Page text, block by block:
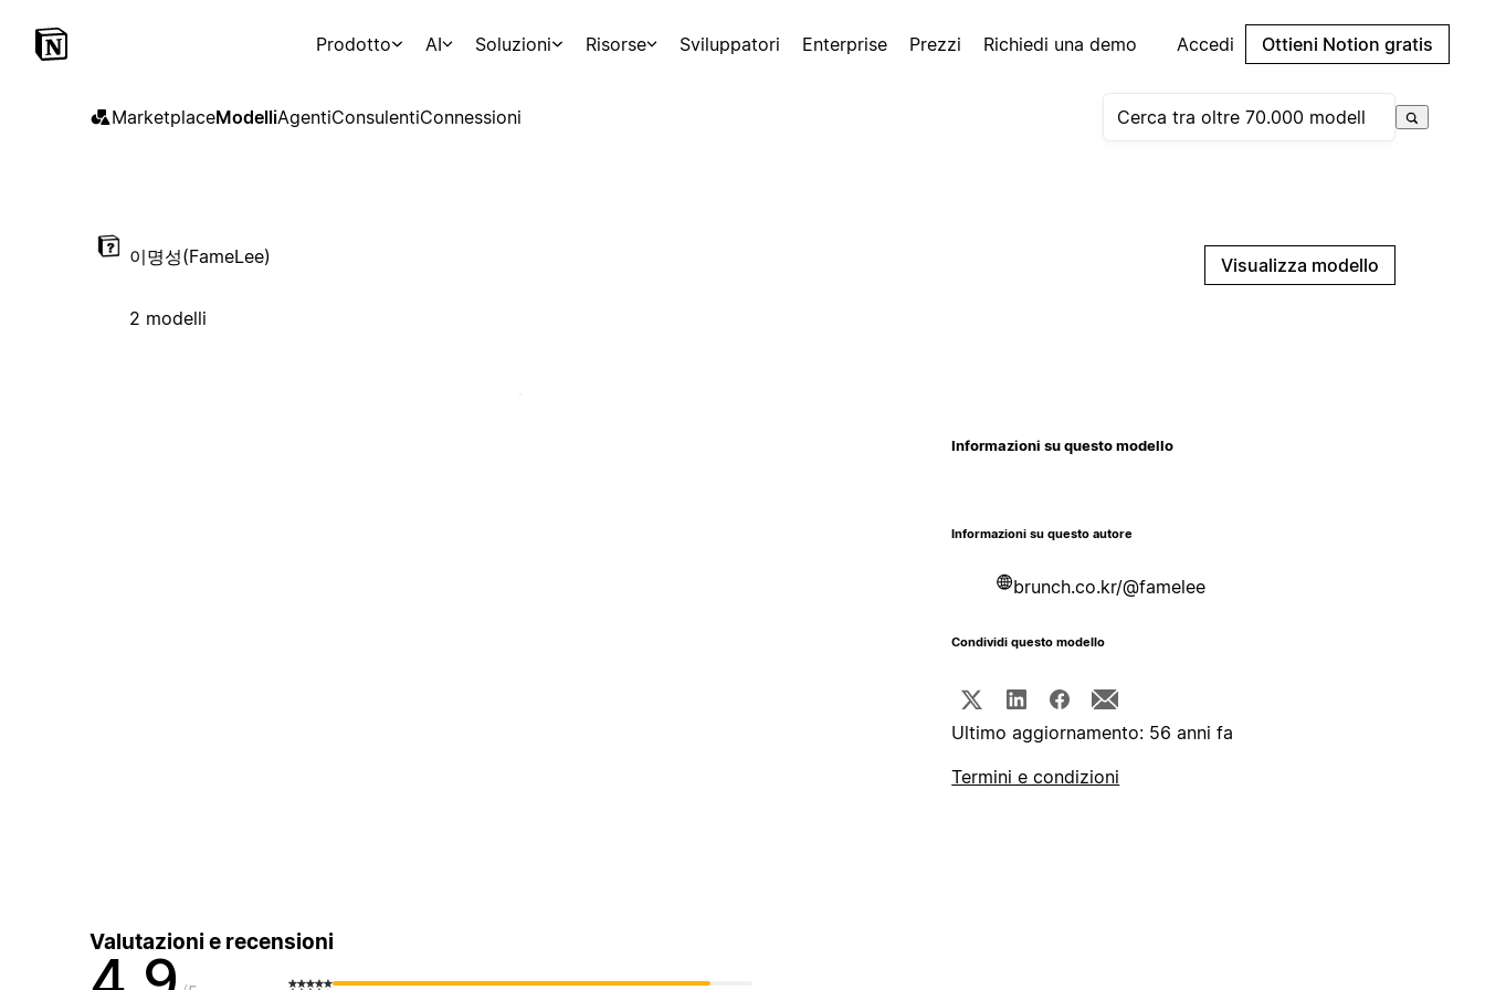
Prodotto AI Soluzioni Risorse Sviluppatori Enterprise Prezzi Richiedi una demo Accedi Ottieni Notion gratis
MarketplaceModelliAgentiConsulentiConnessioni
이명성(FameLee)
2 modelli
Visualizza modello
Informazioni su questo modello
Informazioni su questo autore
brunch.co.kr/@famelee
Condividi questo modello
Ultimo aggiornamento: 56 anni fa
Termini e condizioni
Valutazioni e recensioni